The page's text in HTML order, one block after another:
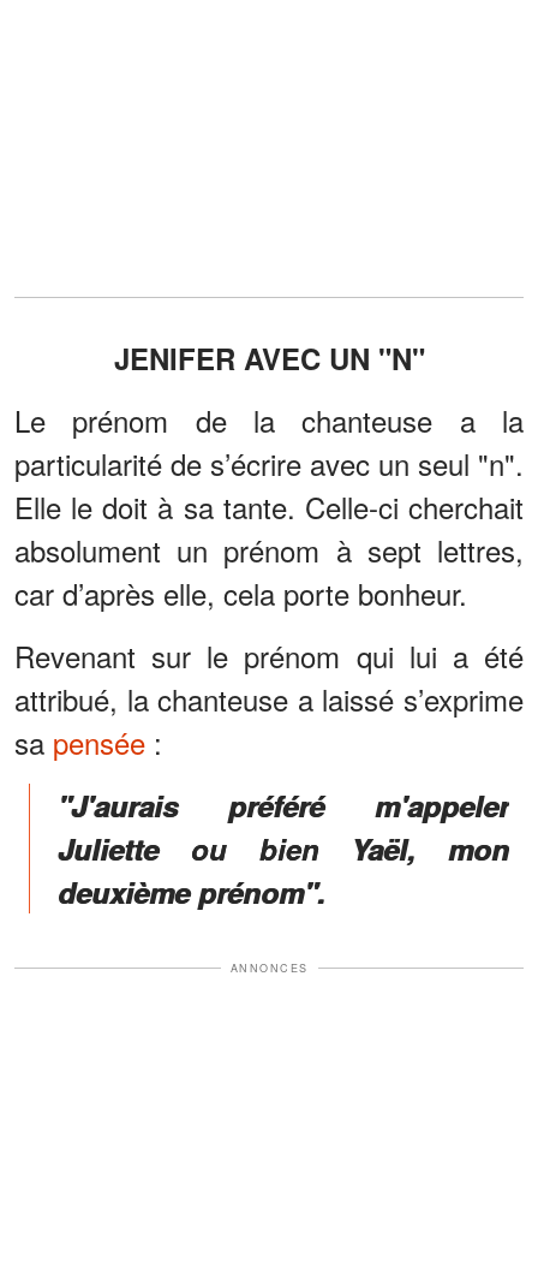
JENIFER AVEC UN "N"
Le prénom de la chanteuse a la
particularité de s’écrire avec un seul "n".
Elle le doit à sa tante. Celle-ci cherchait
absolument un prénom à sept lettres,
car d’après elle, cela porte bonheur.
Revenant sur le prénom qui lui a été
attribué, la chanteuse a laissé s’exprime
sa pensée :
"J'aurais préféré m'appeler
Juliette ou bien Yaël, mon
deuxième prénom".
ANNONCES